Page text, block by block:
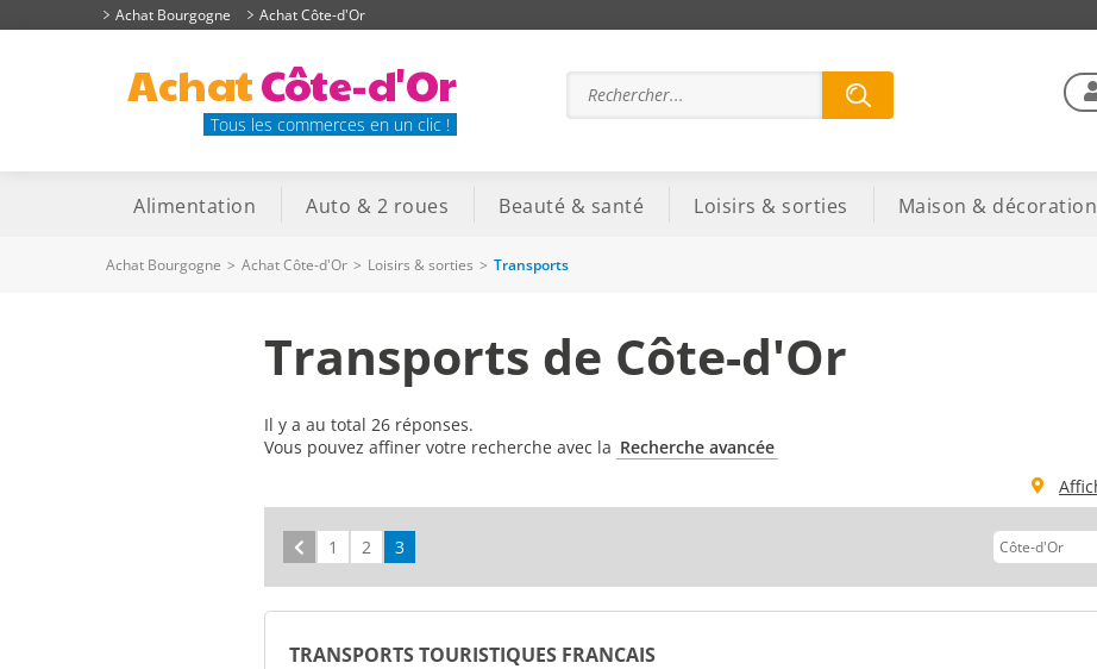
Achat Bourgogne Achat Côte-d'Or
AchatCôte-d'Or
Tous les commerces en un clic !
Alimentation Auto & 2 roues Beauté & santé Loisirs & sorties Maison & décoration
Achat Bourgogne > Achat Côte-d'Or > Loisirs & sorties > Transports
Transports de Côte-d'Or
Il y a au total 26 réponses.
Vous pouvez affiner votre recherche avec la Recherche avancée
Précédent
1 2 3
TRANSPORTS TOURISTIQUES FRANCAIS